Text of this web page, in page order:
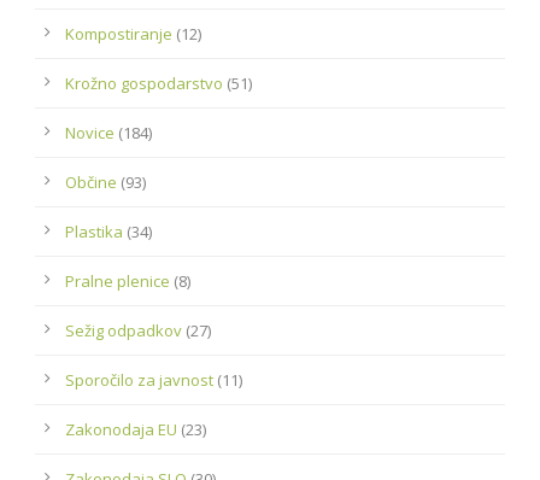
Kompostiranje (12)
Krožno gospodarstvo (51)
Novice (184)
Občine (93)
Plastika (34)
Pralne plenice (8)
Sežig odpadkov (27)
Sporočilo za javnost (11)
Zakonodaja EU (23)